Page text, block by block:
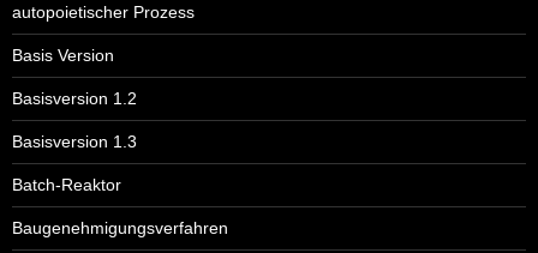
autopoietischer Prozess
Basis Version
Basisversion 1.2
Basisversion 1.3
Batch-Reaktor
Baugenehmigungsverfahren